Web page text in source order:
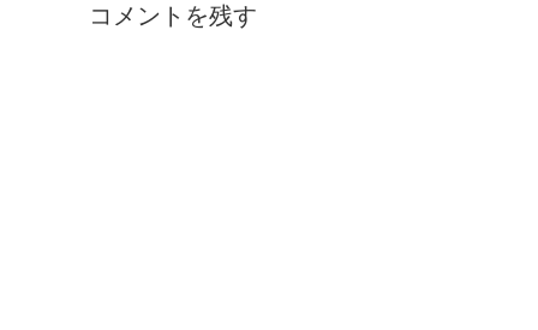
コメントを残す